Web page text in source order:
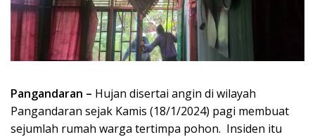
Pangandaran – Hujan disertai angin di wilayah
Pangandaran sejak Kamis (18/1/2024) pagi membuat
sejumlah rumah warga tertimpa pohon. Insiden itu